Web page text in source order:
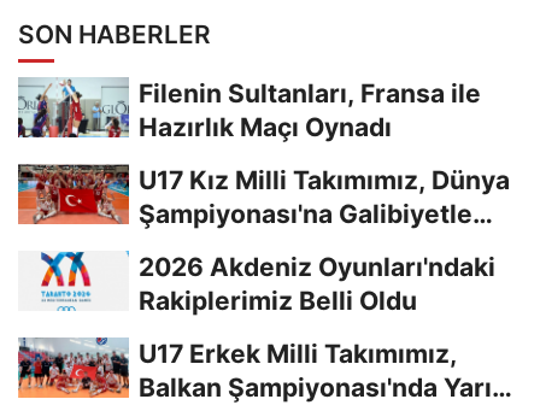
SON HABERLER
Filenin Sultanları, Fransa ile
Hazırlık Maçı Oynadı
U17 Kız Milli Takımımız, Dünya
Şampiyonası'na Galibiyetle
2026 Akdeniz Oyunları'ndaki
Rakiplerimiz Belli Oldu
U17 Erkek Milli Takımımız,
Balkan Şampiyonası'nda Yarı